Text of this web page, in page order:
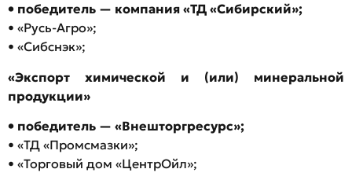
• победитель — компания «ТД «Сибирский»;
• «Русь-Агро»;
• «Сибснэк»;
«Экспорт химической и (или) минеральной
продукции»
• победитель — «Внешторгресурс»;
• «ТД «Промсмазки»;
• «Торговый дом «ЦентрОйл»;